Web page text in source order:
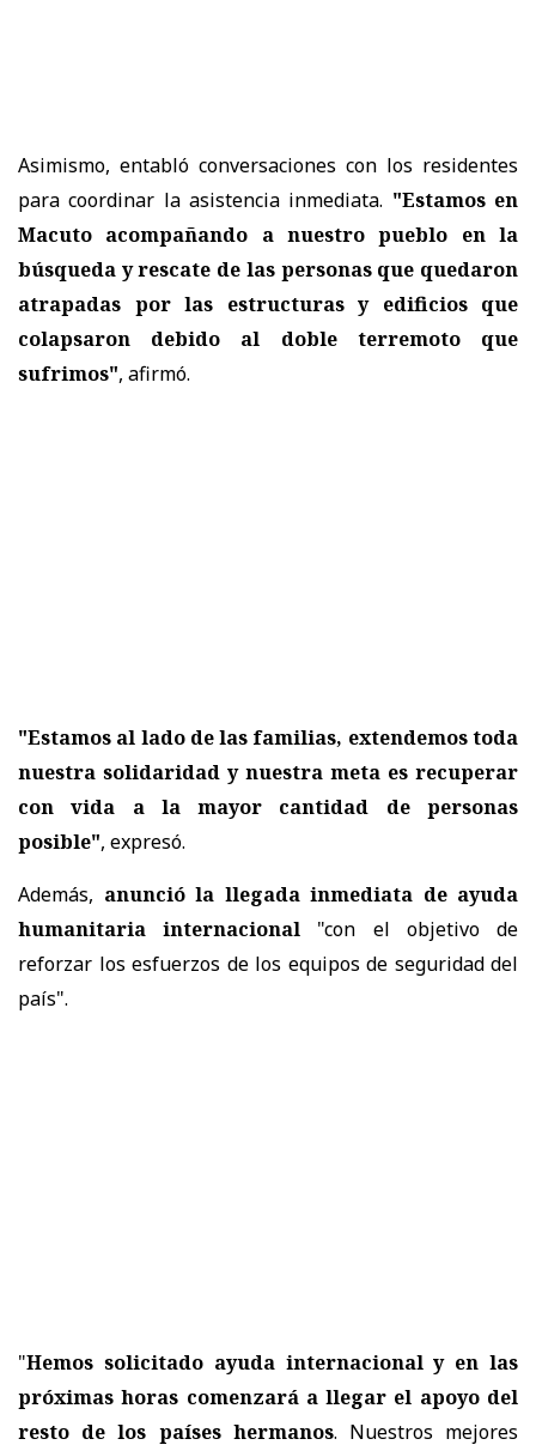
Asimismo, entabló conversaciones con los residentes
para coordinar la asistencia inmediata. "Estamos en
Macuto acompañando a nuestro pueblo en la
búsqueda y rescate de las personas que quedaron
atrapadas por las estructuras y edificios que
colapsaron debido al doble terremoto que
sufrimos", afirmó.
"Estamos al lado de las familias, extendemos toda
nuestra solidaridad y nuestra meta es recuperar
con vida a la mayor cantidad de personas
posible", expresó.
Además, anunció la llegada inmediata de ayuda
humanitaria internacional "con el objetivo de
reforzar los esfuerzos de los equipos de seguridad del
país".
"Hemos solicitado ayuda internacional y en las
próximas horas comenzará a llegar el apoyo del
resto de los países hermanos. Nuestros mejores